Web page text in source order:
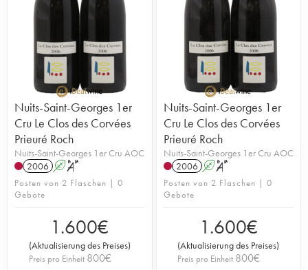
Nuits-Saint-Georges 1er
Cru Le Clos des Corvées
Prieuré Roch
Nuits-Saint-Georges 1er Cru AOC
2006 A S
Posten von 2 Flaschen | 0
Gebote
1.600€
(Aktualisierung des Preises)
Preis pro Einheit 800€
Nuits-Saint-Georges 1er
Cru Le Clos des Corvées
Prieuré Roch
Nuits-Saint-Georges 1er Cru AOC
2006 A S
Posten von 2 Flaschen | 0
Gebote
1.600€
(Aktualisierung des Preises)
Preis pro Einheit 800€